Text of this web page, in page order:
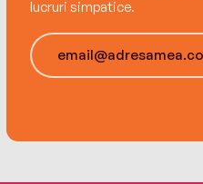
lucruri simpatice.